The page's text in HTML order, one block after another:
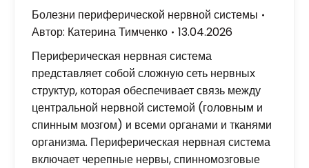
Болезни периферической нервной системы
Автор: Катерина Тимченко
13.04.2026
Периферическая нервная система
представляет собой сложную сеть нервных
структур, которая обеспечивает связь между
центральной нервной системой (головным и
спинным мозгом) и всеми органами и тканями
организма. Периферическая нервная система
включает черепные нервы, спинномозговые